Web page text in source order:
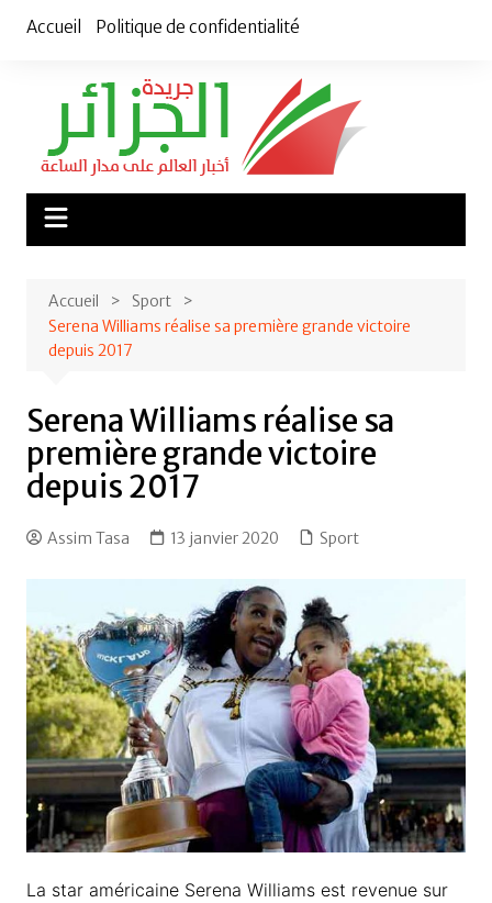
Accueil Politique de confidentialité
Accueil
Sport
Serena Williams réalise sa première grande victoire
depuis 2017
Serena Williams réalise sa
première grande victoire
depuis 2017
Assim Tasa 13 janvier 2020 Sport
La star américaine Serena Williams est revenue sur